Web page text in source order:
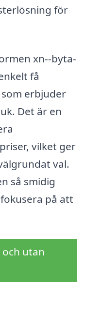
för
xn--byta-
få
erbjuder
Det är en
vilket ger
val.
så smidig
på att
utan